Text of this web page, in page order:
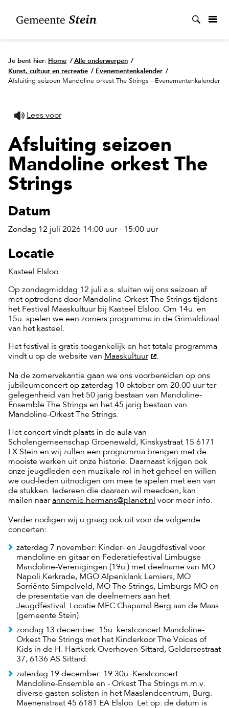
Je bent hier: Home / Alle onderwerpen /
Kunst, cultuur en recreatie / Evenementenkalender /
Afsluiting seizoen Mandoline orkest The Strings - Evenementenkalender
Lees voor
Afsluiting seizoen
Mandoline orkest The
Strings
Datum
Zondag 12 juli 2026 14:00 uur - 15:00 uur
Locatie
Kasteel Elsloo
Op zondagmiddag 12 juli a.s. sluiten wij ons seizoen af
met optredens door Mandoline-Orkest The Strings tijdens
het Festival Maaskultuur bij Kasteel Elsloo. Om 14u. en
15u. spelen we een zomers programma in de Grimaldizaal
van het kasteel.
Het festival is gratis toegankelijk en het totale programma
vindt u op de website van Maaskultuur .
Na de zomervakantie gaan we ons voorbereiden op ons
jubileumconcert op zaterdag 10 oktober om 20.00 uur ter
gelegenheid van het 50 jarig bestaan van Mandoline-
Ensemble The Strings en het 45 jarig bestaan van
Mandoline-Orkest The Strings.
Het concert vindt plaats in de aula van
Scholengemeenschap Groenewald, Kinskystraat 15 6171
LX Stein en wij zullen een programma brengen met de
mooiste werken uit onze historie. Daarnaast krijgen ook
onze jeugdleden een muzikale rol in het geheel en willen
we oud-leden uitnodigen om mee te spelen met een van
de stukken. Iedereen die daaraan wil meedoen, kan
mailen naarannemie.hermans@planet.nl voor meer info.
Verder nodigen wij u graag ook uit voor de volgende
concerten:
zaterdag 7 november: Kinder- en Jeugdfestival voor
mandoline en gitaar en Federatiefestival Limbugse
Mandoline-Verenigingen (19u.) met deelname van MO
Napoli Kerkrade, MGO Alpenklank Lemiers, MO
Sorriënto Simpelveld, MO The Strings, Limburgs MO en
de presentatie van de deelnemers aan het
Jeugdfestival. Locatie MFC Chaparral Berg aan de Maas
(gemeente Stein).
zondag 13 december: 15u. kerstconcert Mandoline-
Orkest The Strings met het Kinderkoor The Voices of
Kids in de H. Hartkerk Overhoven-Sittard, Geldersestraat
37, 6136 AS Sittard.
zaterdag 19 december: 19.30u. Kerstconcert
Mandoline-Ensemble en - Orkest The Strings m.m.v.
diverse gasten solisten in het Maaslandcentrum, Burg.
Maenenstraat 45 6181 EA Elsloo. Let op: de datum is